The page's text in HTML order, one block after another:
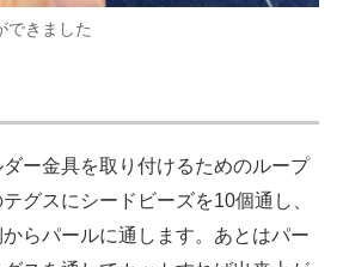
できました
ー金具を取り付けるためのループ
グスにシードビーズを10個通し、
らパールに通します。あとはパー